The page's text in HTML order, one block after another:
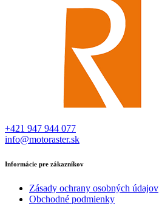
+421 947 944 077
info@motoraster.sk
Informácie pre zákazníkov
Zásady ochrany osobných údajov
Obchodné podmienky